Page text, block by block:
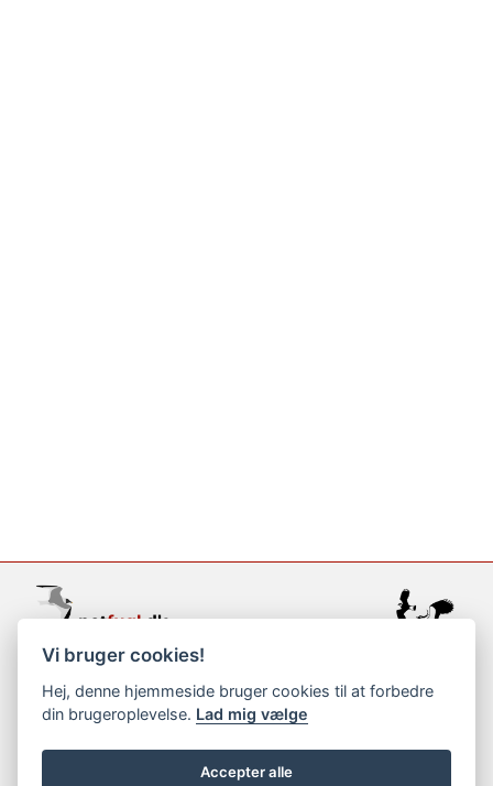
support@netfugl.dk
copyright © 2002-2023
Vi bruger cookies!
Hej, denne hjemmeside bruger cookies til at forbedre
din brugeroplevelse. Lad mig vælge
Accepter alle